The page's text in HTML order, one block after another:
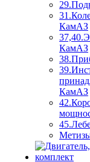
КамАЗ
КамАЗ
КамАЗ